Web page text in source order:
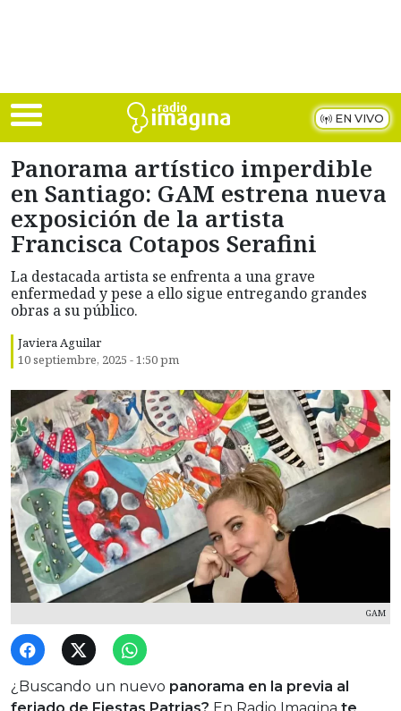
EN VIVO
Panorama artístico imperdible
en Santiago: GAM estrena nueva
exposición de la artista
Francisca Cotapos Serafini
La destacada artista se enfrenta a una grave
enfermedad y pese a ello sigue entregando grandes
obras a su público.
Javiera Aguilar
10 septiembre, 2025 - 1:50 pm
GAM
¿Buscando un nuevo panorama en la previa al